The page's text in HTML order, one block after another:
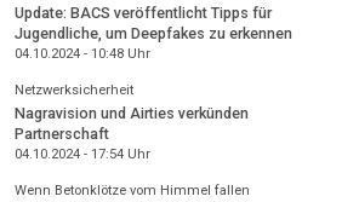
Update: BACS veröffentlicht Tipps für
Jugendliche, um Deepfakes zu erkennen
04.10.2024 - 10:48Uhr
Netzwerksicherheit
Nagravision und Airties verkünden
Partnerschaft
04.10.2024 - 17:54Uhr
Wenn Betonklötze vom Himmel fallen